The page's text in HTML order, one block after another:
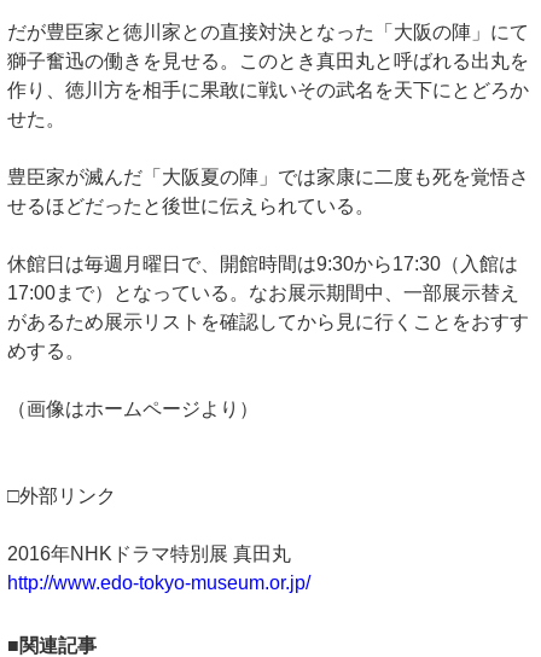
だが豊臣家と徳川家との直接対決となった「大阪の陣」にて
獅子奮迅の働きを見せる。このとき真田丸と呼ばれる出丸を
作り、徳川方を相手に果敢に戦いその武名を天下にとどろか
せた。
豊臣家が滅んだ「大阪夏の陣」では家康に二度も死を覚悟さ
せるほどだったと後世に伝えられている。
休館日は毎週月曜日で、開館時間は9:30から17:30（入館は
17:00まで）となっている。なお展示期間中、一部展示替え
があるため展示リストを確認してから見に行くことをおすす
めする。
（画像はホームページより）
□外部リンク
2016年NHKドラマ特別展 真田丸
http://www.edo-tokyo-museum.or.jp/
■関連記事